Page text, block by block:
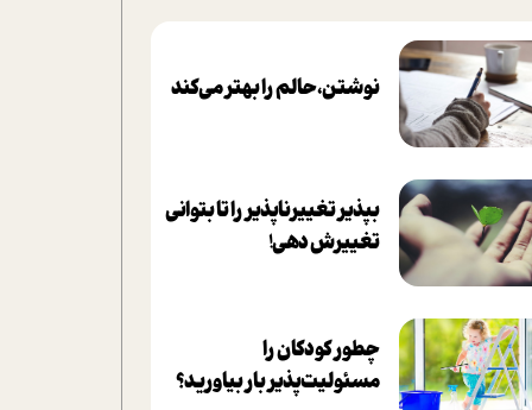
نوشتن، حالم را بهتر می‌کند
بپذير تغييرناپذير را تا بتواني
تغييرش دهي!‏
چطور کودکان را
مسئولیت‌پذیر بار بیاورید؟